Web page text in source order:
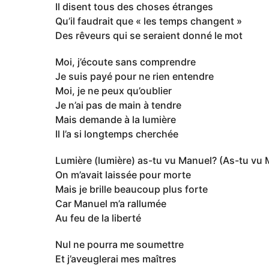
Il disent tous des choses étranges
Qu’il faudrait que « les temps changent »
Des rêveurs qui se seraient donné le mot
Moi, j’écoute sans comprendre
Je suis payé pour ne rien entendre
Moi, je ne peux qu’oublier
Je n’ai pas de main à tendre
Mais demande à la lumière
Il l’a si longtemps cherchée
Lumière (lumière) as-tu vu Manuel? (As-tu vu
On m’avait laissée pour morte
Mais je brille beaucoup plus forte
Car Manuel m’a rallumée
Au feu de la liberté
Nul ne pourra me soumettre
Et j’aveuglerai mes maîtres